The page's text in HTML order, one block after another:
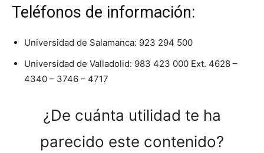
Teléfonos de información:
Universidad de Salamanca: 923 294 500
Universidad de Valladolid: 983 423 000 Ext. 4628 –
4340 – 3746 – 4717
¿De cuánta utilidad te ha
parecido este contenido?